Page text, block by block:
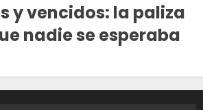
y vencidos: la paliza
nadie se esperaba